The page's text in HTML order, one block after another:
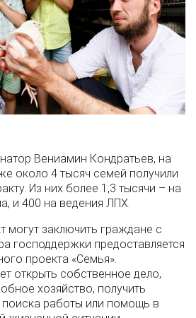
Вениамин Кондратьев, на
около 4 тысяч семей получили
Из них более 1,3 тысячи – на
и 400 на ведения ЛПХ.
могут заключить граждане с
господдержки предоставляется
проекта «Семья».
открыть собственное дело,
хозяйство, получить
работы или помощь в